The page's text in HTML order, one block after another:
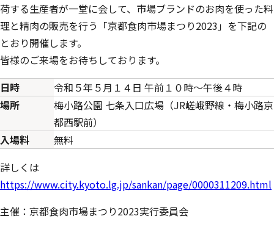
荷する生産者が一堂に会して、市場ブランドのお肉を使った料
理と精肉の販売を行う「京都食肉市場まつり2023」を下記の
とおり開催します。
皆様のご来場をお待ちしております。
日時
令和５年５月１４日 午前１０時～午後４時
場所
梅小路公園 七条入口広場（JR嵯峨野線・梅小路京
都西駅前）
入場料
無料
詳しくは
https://www.city.kyoto.lg.jp/sankan/page/0000311209.html
主催：京都食肉市場まつり2023実行委員会